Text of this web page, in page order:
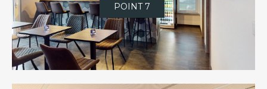
POINT 7